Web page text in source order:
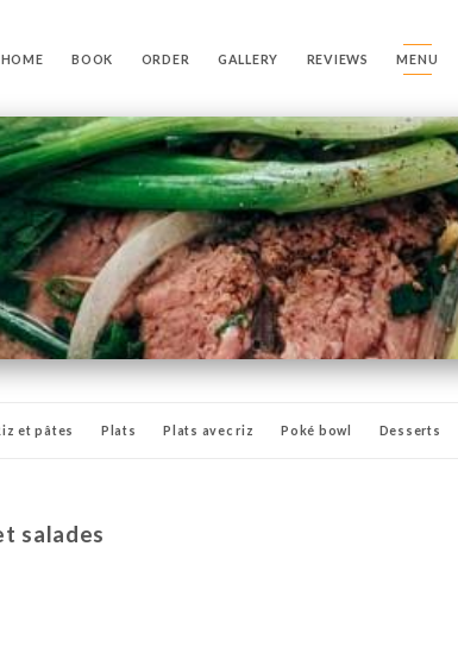
HOME BOOK ORDER GALLERY REVIEWS MENU
et pâtes Plats Plats avec riz Poké bowl Desserts
salades